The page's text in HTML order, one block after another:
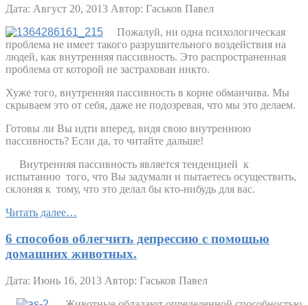
Дата: Август 20, 2013 Автор: Гаськов Павел
Пожалуй, ни одна психологическая
проблема не имеет такого разрушительного воздействия на
людей, как внутренняя пассивность. Это распространенная
проблема от которой не застрахован никто.
Хуже того, внутренняя пассивность в корне обманчива. Мы
скрываем это от себя, даже не подозревая, что мы это делаем.
Готовы ли Вы идти вперед, видя свою внутреннюю
пассивность? Если да, то читайте дальше!
Внутренняя пассивность является тенденцией к
испытанию того, что Вы задумали и пытаетесь осуществить,
склоняя к тому, что это делал бы кто-нибудь для вас.
Читать далее…
6 способов облегчить депрессию с помощью
домашних животных.
Дата: Июнь 16, 2013 Автор: Гаськов Павел